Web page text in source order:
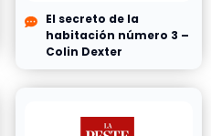
El secreto de la
habitación número 3 –
Colin Dexter